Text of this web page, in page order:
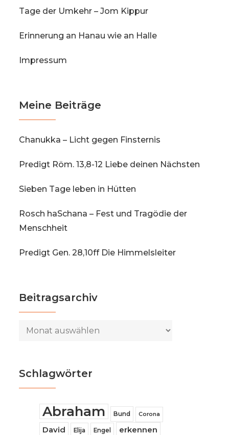
Tage der Umkehr – Jom Kippur
Erinnerung an Hanau wie an Halle
Impressum
Meine Beiträge
Chanukka – Licht gegen Finsternis
Predigt Röm. 13,8-12 Liebe deinen Nächsten
Sieben Tage leben in Hütten
Rosch haSchana – Fest und Tragödie der
Menschheit
Predigt Gen. 28,10ff Die Himmelsleiter
Beitragsarchiv
Beitragsarchiv
Schlagwörter
Abraham Bund Corona
David Elija Engel erkennen